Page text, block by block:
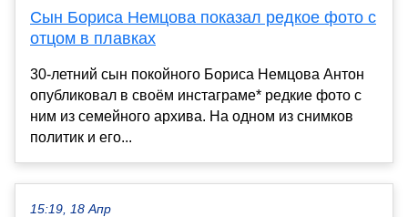
Сын Бориса Немцова показал редкое фото с
отцом в плавках
30-летний сын покойного Бориса Немцова Антон
опубликовал в своём инстаграме* редкие фото с
ним из семейного архива. На одном из снимков
политик и его...
15:19, 18 Апр